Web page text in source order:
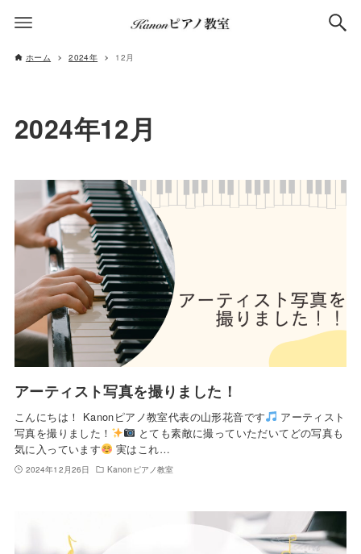
ホーム 2024年 12月
2024年12月
アーティスト写真を撮りました！
こんにちは！ Kanonピアノ教室代表の山形花音です
アーティスト
写真を撮りました！
とても素敵に撮っていただいてどの写真も
気に入っています
実はこれ…
2024年12月26日 Kanonピアノ教室